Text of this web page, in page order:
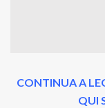
CONTINUA A
QUI